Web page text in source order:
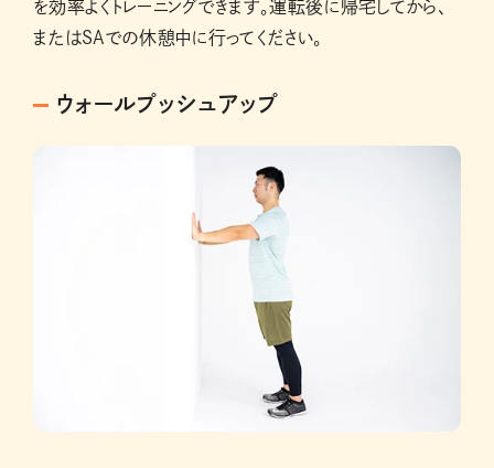
を効率よくトレーニングできます。運転後に帰宅してから、
またはSAでの休憩中に行ってください。
ウォールプッシュアップ